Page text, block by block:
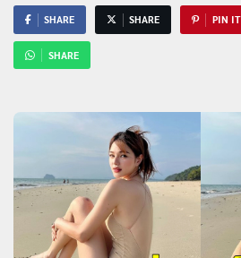
SHARE SHARE PIN IT
SHARE